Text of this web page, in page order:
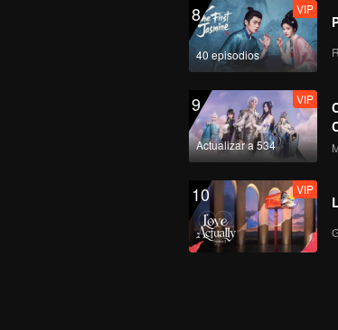
8
40 episodios
VIP
9
Actualizar a 534
VIP
10 VIP